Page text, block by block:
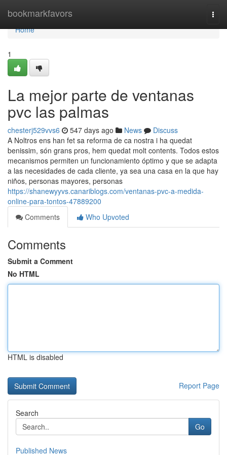
bookmarkfavors
Home
Home
1
La mejor parte de ventanas
pvc las palmas
chesterj529vvs6 547 days ago News
Discuss
A Noltros ens han fet sa reforma de ca nostra i ha quedat
benissim, són grans pros, hem quedat molt contents. Todos estos
mecanismos permiten un funcionamiento óptimo y que se adapta
a las necesidades de cada cliente, ya sea una casa en la que hay
niños, personas mayores, personas
https://shanewyyvs.canariblogs.com/ventanas-pvc-a-medida-
online-para-tontos-47889200
Comments
Who Upvoted
Comments
Submit a Comment
No HTML
HTML is disabled
Report Page
Search
Go
Published News